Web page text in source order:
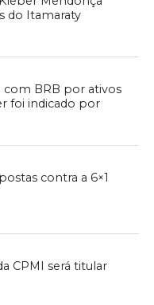
do Itamaraty
com BRB por ativos
foi indicado por
contra a 6×1
CPMI será titular